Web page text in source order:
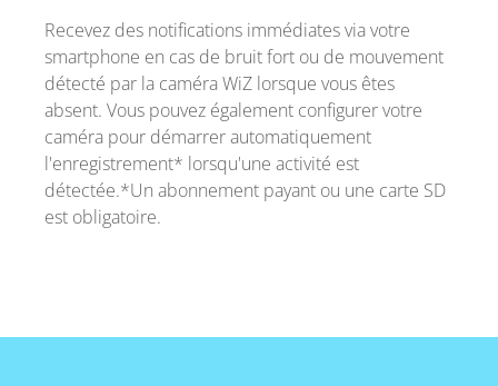
Recevez des notifications immédiates via votre
smartphone en cas de bruit fort ou de mouvement
détecté par la caméra WiZ lorsque vous êtes
absent. Vous pouvez également configurer votre
caméra pour démarrer automatiquement
l'enregistrement* lorsqu'une activité est
détectée.*Un abonnement payant ou une carte SD
est obligatoire.